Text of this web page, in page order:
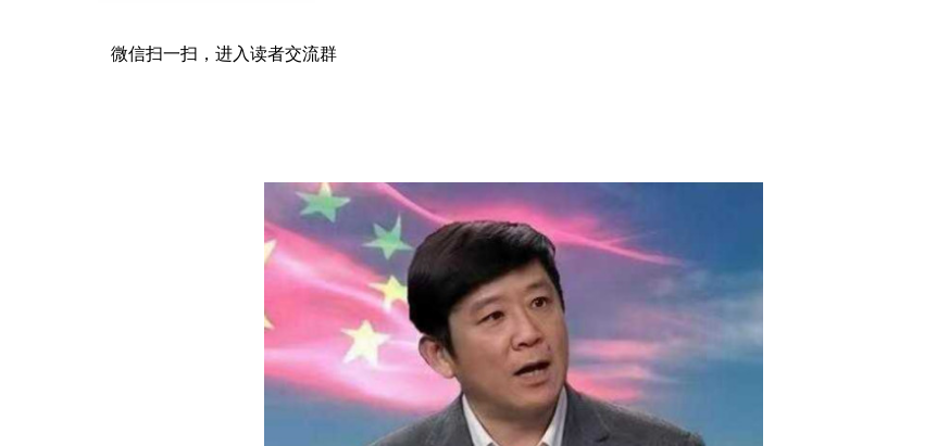
微信扫一扫，进入读者交流群